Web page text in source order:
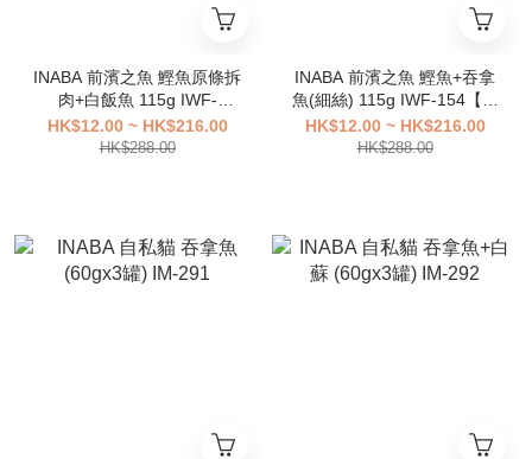
INABA 前濱之魚 鰹魚原條拆
肉+白飯魚 115g IWF-
144【原箱24 罐】
HK$12.00 ~ HK$216.00
HK$288.00
INABA 前濱之魚 鰹魚+吞拿
魚(細絲) 115g IWF-154【原
箱24 罐】
HK$12.00 ~ HK$216.00
HK$288.00